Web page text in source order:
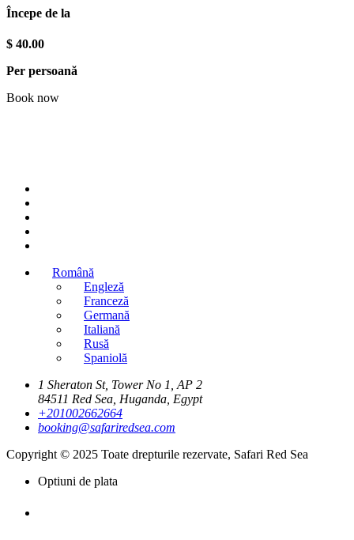
Începe de la
$ 40.00
Per persoană
Book now
Română
Engleză
Franceză
Germană
Italiană
Rusă
Spaniolă
1 Sheraton St, Tower No 1, AP 2
84511 Red Sea, Huganda, Egypt
+201002662664
booking@safariredsea.com
Copyright © 2025 Toate drepturile rezervate, Safari Red Sea
Optiuni de plata